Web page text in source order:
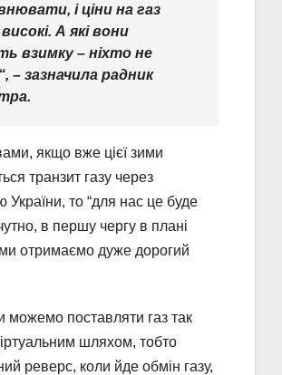
і ціни на газ
А які вони
взимку – ніхто не
– зазначила радник
якщо вже цієї зими
транзит газу через
України, то “для нас це буде
в першу чергу в плані
отримаємо дуже дорогий
можемо поставляти газ так
шляхом, тобто
реверс, коли йде обмін газу,